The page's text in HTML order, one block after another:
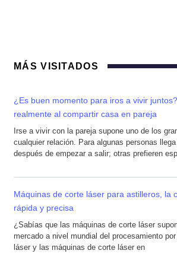
MÁS VISITADOS
¿Es buen momento para iros a vivir
realmente al compartir casa en pareja
Irse a vivir con la pareja supone uno de los
cualquier relación. Para algunas personas
después de empezar a salir; otras prefieren
Máquinas de corte láser para astilleros, la
rápida y precisa
¿Sabías que las máquinas de corte láser
mercado a nivel mundial del procesamiento
láser y las máquinas de corte láser en